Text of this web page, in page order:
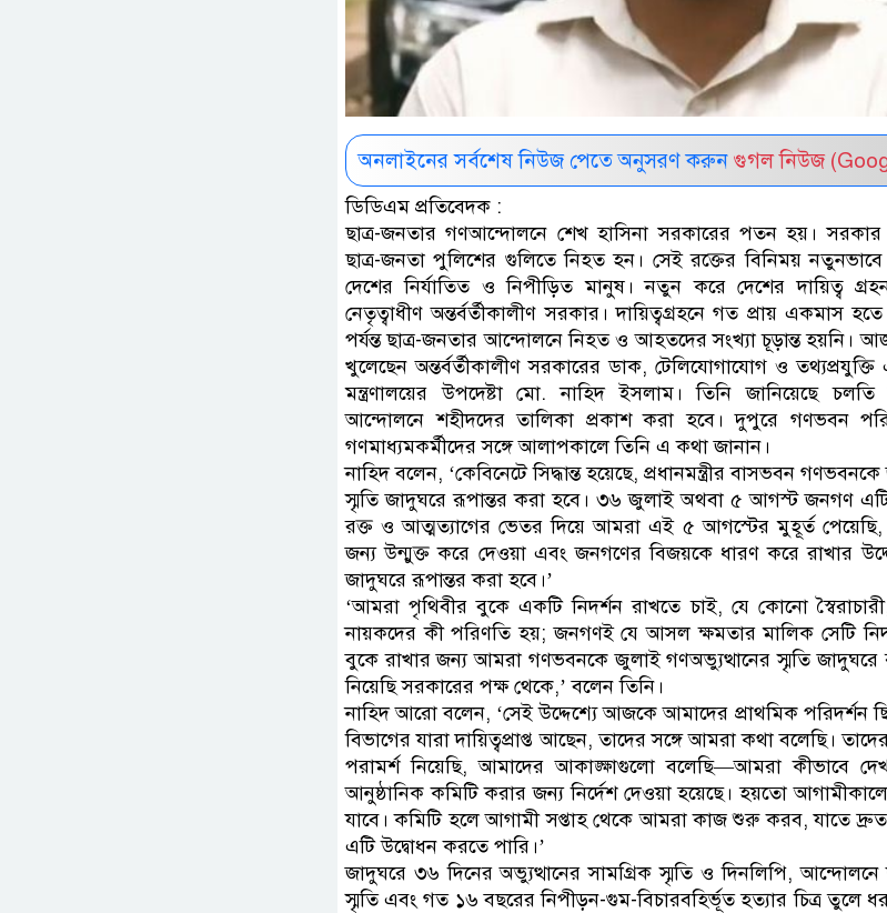
অনলাইনের সর্বশেষ নিউজ পেতে অনুসরণ করুন গুগল নিউজ
ডিডিএম প্রতিবেদক :
ছাত্র-জনতার গণআন্দোলনে শেখ হাসিনা সরকারের পতন হয়।
ছাত্র-জনতা পুলিশের গুলিতে নিহত হন। সেই রক্তের বিনিময় নতুনভাবে
দেশের নির্যাতিত ও নিপীড়িত মানুষ। নতুন করে দেশের দায়িত্ব
নেতৃত্বাধীণ অন্তর্বর্তীকালীণ সরকার। দায়িত্বগ্রহনে গত প্রায় একমাস
পর্যন্ত ছাত্র-জনতার আন্দোলনে নিহত ও আহতদের সংখ্যা চূড়ান্ত হয়নি।
খুলেছেন অন্তর্বর্তীকালীণ সরকারের ডাক, টেলিযোগাযোগ ও
মন্ত্রণালয়ের উপদেষ্টা মো. নাহিদ ইসলাম। তিনি জানিয়েছে চলতি
আন্দোলনে শহীদদের তালিকা প্রকাশ করা হবে। দুপুরে গণভবন
গণমাধ্যমকর্মীদের সঙ্গে আলাপকালে তিনি এ কথা জানান।
নাহিদ বলেন, ‘কেবিনেটে সিদ্ধান্ত হয়েছে, প্রধানমন্ত্রীর বাসভবন
স্মৃতি জাদুঘরে রূপান্তর করা হবে। ৩৬ জুলাই অথবা ৫ আগস্ট জনগণ
রক্ত ও আত্মত্যাগের ভেতর দিয়ে আমরা এই ৫ আগস্টের মুহূর্ত
জন্য উন্মুক্ত করে দেওয়া এবং জনগণের বিজয়কে ধারণ করে রাখার
জাদুঘরে রূপান্তর করা হবে।’
‘আমরা পৃথিবীর বুকে একটি নিদর্শন রাখতে চাই, যে কোনো স্বৈরাচারী,
নায়কদের কী পরিণতি হয়; জনগণই যে আসল ক্ষমতার মালিক সেটি
বুকে রাখার জন্য আমরা গণভবনকে জুলাই গণঅভ্যুত্থানের স্মৃতি জাদুঘরে
নিয়েছি সরকারের পক্ষ থেকে,’ বলেন তিনি।
নাহিদ আরো বলেন, ‘সেই উদ্দেশ্যে আজকে আমাদের প্রাথমিক পরিদর্শন
বিভাগের যারা দায়িত্বপ্রাপ্ত আছেন, তাদের সঙ্গে আমরা কথা বলেছি।
পরামর্শ নিয়েছি, আমাদের আকাঙ্ক্ষাগুলো বলেছি—আমরা কীভাবে
আনুষ্ঠানিক কমিটি করার জন্য নির্দেশ দেওয়া হয়েছে। হয়তো
যাবে। কমিটি হলে আগামী সপ্তাহ থেকে আমরা কাজ শুরু করব, যাতে
এটি উদ্বোধন করতে পারি।’
জাদুঘরে ৩৬ দিনের অভ্যুত্থানের সামগ্রিক স্মৃতি ও দিনলিপি,
স্মৃতি এবং গত ১৬ বছরের নিপীড়ন-গুম-বিচারবহির্ভূত হত্যার চিত্র তুলে